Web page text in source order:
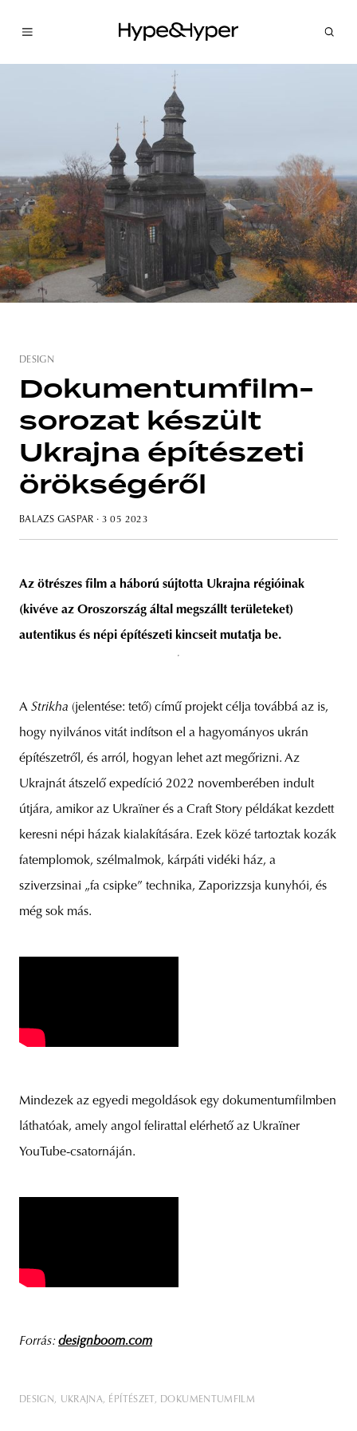
budapest poland branding
DESIGN
Dokumentumfilm-
sorozat készült
Ukrajna építészeti
örökségéről
BALAZS GASPAR · 3 05 2023
Az ötrészes film a háború sújtotta Ukrajna régióinak
(kivéve az Oroszország által megszállt területeket)
autentikus és népi építészeti kincseit mutatja be.
A Strikha (jelentése: tető) című projekt célja továbbá az is,
hogy nyilvános vitát indítson el a hagyományos ukrán
építészetről, és arról, hogyan lehet azt megőrizni. Az
Ukrajnát átszelő expedíció 2022 novemberében indult
útjára, amikor az Ukraïner és a Craft Story példákat kezdett
keresni népi házak kialakítására. Ezek közé tartoztak kozák
fatemplomok, szélmalmok, kárpáti vidéki ház, a
sziverzsinai „fa csipke” technika, Zaporizzsja kunyhói, és
még sok más.
Mindezek az egyedi megoldások egy dokumentumfilmben
láthatóak, amely angol felirattal elérhető az Ukraïner
YouTube-csatornáján.
Forrás:designboom.com
DESIGN UKRAJNA ÉPÍTÉSZET DOKUMENTUMFILM